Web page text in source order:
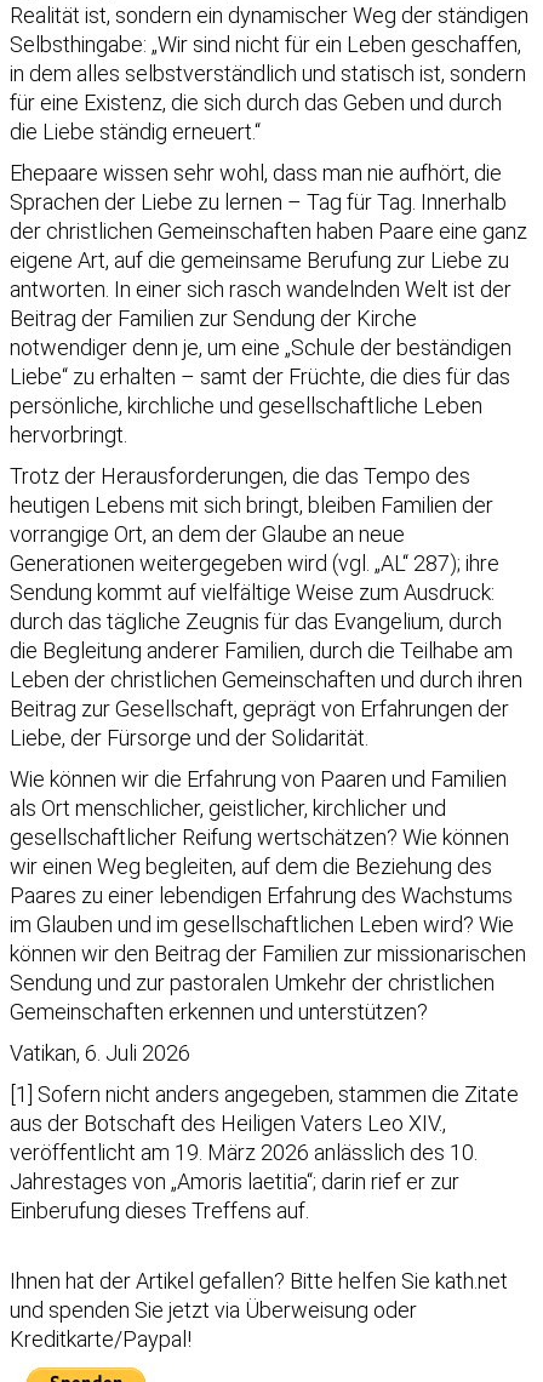
Realität ist, sondern ein dynamischer Weg der ständigen
Selbsthingabe: „Wir sind nicht für ein Leben geschaffen,
in dem alles selbstverständlich und statisch ist, sondern
für eine Existenz, die sich durch das Geben und durch
die Liebe ständig erneuert.“
Ehepaare wissen sehr wohl, dass man nie aufhört, die
Sprachen der Liebe zu lernen – Tag für Tag. Innerhalb
der christlichen Gemeinschaften haben Paare eine ganz
eigene Art, auf die gemeinsame Berufung zur Liebe zu
antworten. In einer sich rasch wandelnden Welt ist der
Beitrag der Familien zur Sendung der Kirche
notwendiger denn je, um eine „Schule der beständigen
Liebe“ zu erhalten – samt der Früchte, die dies für das
persönliche, kirchliche und gesellschaftliche Leben
hervorbringt.
Trotz der Herausforderungen, die das Tempo des
heutigen Lebens mit sich bringt, bleiben Familien der
vorrangige Ort, an dem der Glaube an neue
Generationen weitergegeben wird (vgl. „AL“ 287); ihre
Sendung kommt auf vielfältige Weise zum Ausdruck:
durch das tägliche Zeugnis für das Evangelium, durch
die Begleitung anderer Familien, durch die Teilhabe am
Leben der christlichen Gemeinschaften und durch ihren
Beitrag zur Gesellschaft, geprägt von Erfahrungen der
Liebe, der Fürsorge und der Solidarität.
Wie können wir die Erfahrung von Paaren und Familien
als Ort menschlicher, geistlicher, kirchlicher und
gesellschaftlicher Reifung wertschätzen? Wie können
wir einen Weg begleiten, auf dem die Beziehung des
Paares zu einer lebendigen Erfahrung des Wachstums
im Glauben und im gesellschaftlichen Leben wird? Wie
können wir den Beitrag der Familien zur missionarischen
Sendung und zur pastoralen Umkehr der christlichen
Gemeinschaften erkennen und unterstützen?
Vatikan, 6. Juli 2026
[1] Sofern nicht anders angegeben, stammen die Zitate
aus der Botschaft des Heiligen Vaters Leo XIV.,
veröffentlicht am 19. März 2026 anlässlich des 10.
Jahrestages von „Amoris laetitia“; darin rief er zur
Einberufung dieses Treffens auf.
Ihnen hat der Artikel gefallen? Bitte helfen Sie kath.net
und spenden Sie jetzt via Überweisung oder
Kreditkarte/Paypal!